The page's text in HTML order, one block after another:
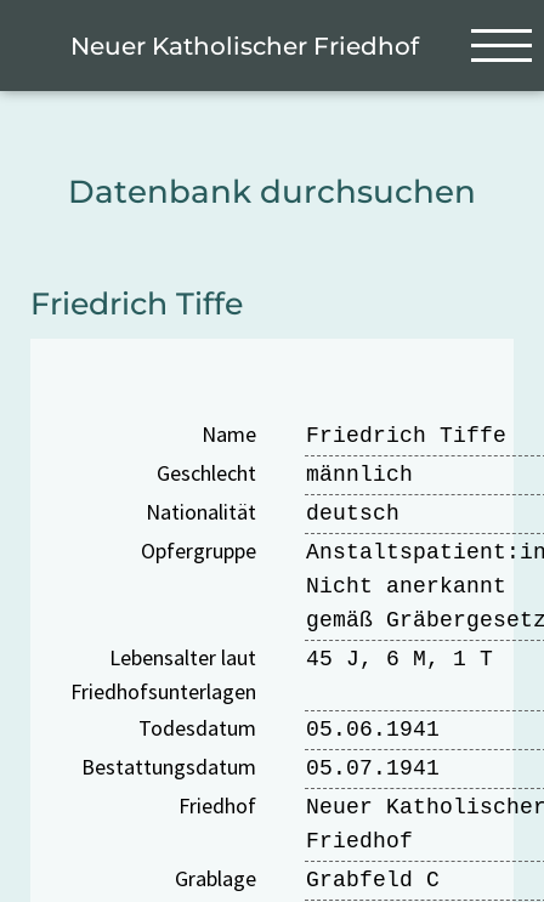
Neuer Katholischer Friedhof
Datenbank durchsuchen
Friedrich Tiffe
Name Friedrich Tiffe
Geschlecht männlich
Nationalität deutsch
Opfergruppe
Nicht anerkannt
gemäß
Lebensalter laut
Friedhofsunterlagen
45 J, 6 M, 1 T
Todesdatum 05.06.1941
Bestattungsdatum 05.07.1941
Friedhof
Neuer
Friedhof
Grablage Grabfeld C